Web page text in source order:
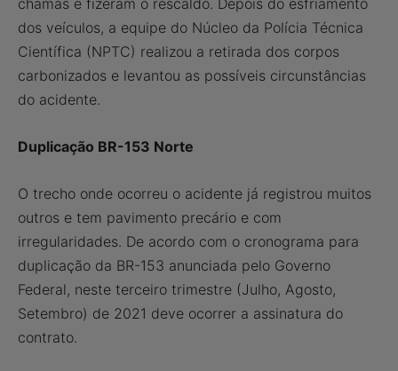
chamas e fizeram o rescaldo. Depois do esfriamento
dos veículos, a equipe do Núcleo da Polícia Técnica
Científica (NPTC) realizou a retirada dos corpos
carbonizados e levantou as possíveis circunstâncias
do acidente.
Duplicação BR-153 Norte
O trecho onde ocorreu o acidente já registrou muitos
outros e tem pavimento precário e com
irregularidades. De acordo com o cronograma para
duplicação da BR-153 anunciada pelo Governo
Federal, neste terceiro trimestre (Julho, Agosto,
Setembro) de 2021 deve ocorrer a assinatura do
contrato.